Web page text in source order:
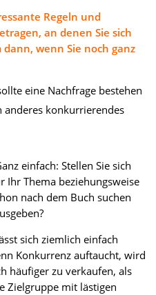
Regeln und
an denen Sie sich
wenn Sie noch ganz
eine Nachfrage bestehen
anderes konkurrierendes
einfach: Stellen Sie sich
Ihr Thema beziehungsweise
nach dem Buch suchen
sich ziemlich einfach
Konkurrenz auftaucht, wird
häufiger zu verkaufen, als
Zielgruppe mit lästigen